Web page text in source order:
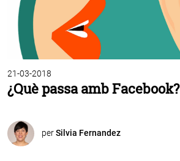
21-03-2018
¿Què passa amb Facebook?
perSilvia Fernandez